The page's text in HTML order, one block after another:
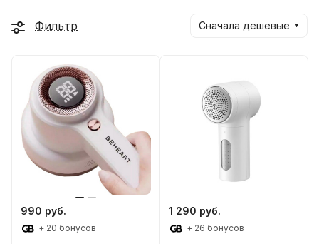
Фильтр Сначала дешевые
990 руб.
+ 20 бонусов
1 290 руб.
+ 26 бонусов